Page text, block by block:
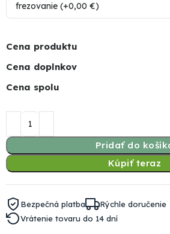
Cena produktu
Cena doplnkov
Cena spolu
Pridať do
Kúpiť teraz
Bezpečná platba
Rýchle doručenie
Vrátenie tovaru do 14 dní